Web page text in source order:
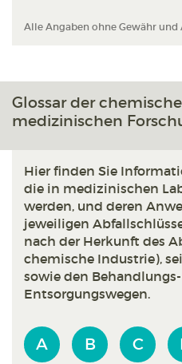
Alle Angaben ohne Gewähr
Glossar der
medizinischen
Hier finden Sie
die in medizinischen
werden, und deren
jeweiligen
nach der Herkunft des
chemische Industrie),
sowie den
Entsorgungswegen.
A B C